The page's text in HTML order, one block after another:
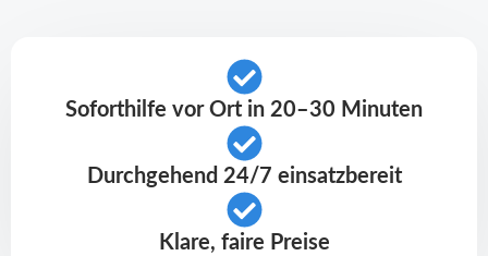
Soforthilfe vor Ort in 20–30 Minuten
Durchgehend 24/7 einsatzbereit
Klare, faire Preise